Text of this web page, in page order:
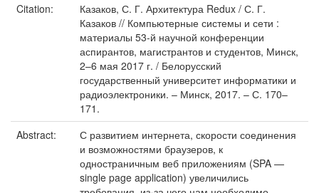
Citation:
Казаков, С. Г. Архитектура Redux / С. Г.
Казаков // Компьютерные системы и сети :
материалы 53-й научной конференции
аспирантов, магистрантов и студентов, Минск,
2–6 мая 2017 г. / Белорусский
государственный университет информатики и
радиоэлектроники. – Минск, 2017. – С. 170–
171.
Abstract:
С развитием интернета, скорости соединения
и возможностями браузеров, к
одностраничным веб приложениям (SPA —
single page application) увеличились